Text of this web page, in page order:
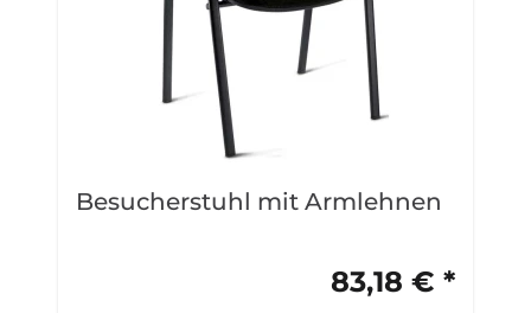
Besucherstuhl mit Armlehnen
83,18 € *